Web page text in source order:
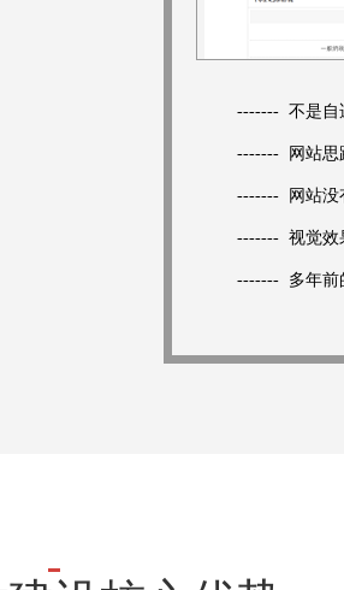
------- 不是自
------- 网站思
------- 网站没
------- 视觉效
------- 多年前